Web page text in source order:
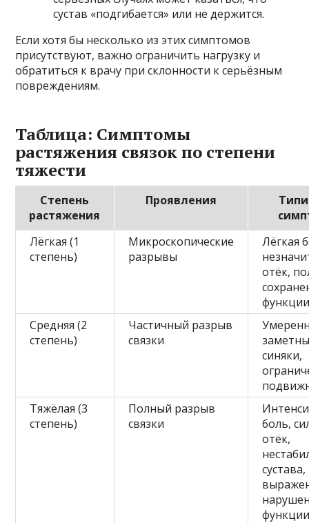
сустав «подгибается» или не держится.
Если хотя бы несколько из этих симптомов
присутствуют, важно ограничить нагрузку и
обратиться к врачу при склонности к серьёзным
повреждениям.
Таблица: Симптомы
растяжения связок по степени
тяжести
Степень
растяжения
Проявления
Лёгкая (1
степень)
Микроскопические
разрывы
Лёгкая
отёк,
Средняя (2
степень)
Частичный разрыв
связки
синяки,
Тяжёлая (3
степень)
Полный разрыв
связки
боль,
отёк,
сустава,